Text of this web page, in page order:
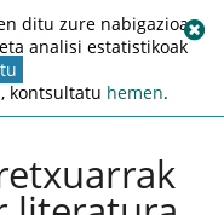
ditu zure nabigazioa
analisi estatistikoak
kontsultatu hemen.